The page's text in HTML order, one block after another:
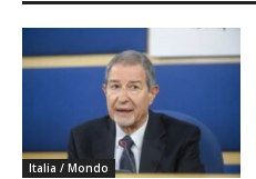
Italia / Mondo